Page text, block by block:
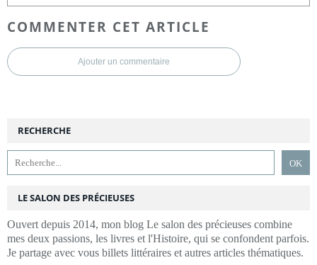
COMMENTER CET ARTICLE
Ajouter un commentaire
RECHERCHE
LE SALON DES PRÉCIEUSES
Ouvert depuis 2014, mon blog Le salon des précieuses combine
mes deux passions, les livres et l'Histoire, qui se confondent parfois.
Je partage avec vous billets littéraires et autres articles thématiques.